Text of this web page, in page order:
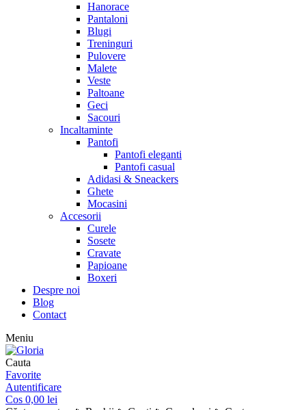
Hanorace
Pantaloni
Blugi
Treninguri
Pulovere
Malete
Veste
Paltoane
Geci
Sacouri
Incaltaminte
Pantofi
Pantofi eleganti
Pantofi casual
Adidasi & Sneackers
Ghete
Mocasini
Accesorii
Curele
Sosete
Cravate
Papioane
Boxeri
Despre noi
Blog
Contact
Meniu
Cauta
Favorite
Autentificare
Cos 0,00 lei